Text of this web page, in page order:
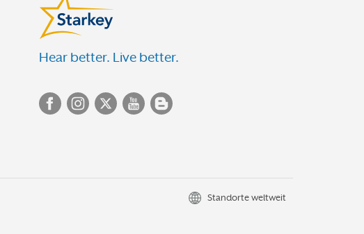
Hear better. Live better.
Standorte weltweit